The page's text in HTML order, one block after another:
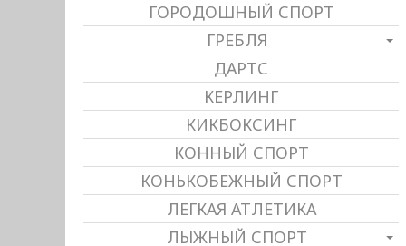
ГОРОДОШНЫЙ СПОРТ
ГРЕБЛЯ
ДАРТС
КЕРЛИНГ
КИКБОКСИНГ
КОННЫЙ СПОРТ
КОНЬКОБЕЖНЫЙ СПОРТ
ЛЕГКАЯ АТЛЕТИКА
ЛЫЖНЫЙ СПОРТ